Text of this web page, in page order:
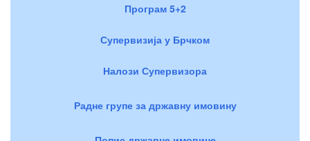
Програм 5+2
Супервизија у Брчком
Налози Супервизора
Радне групе за државну имовину